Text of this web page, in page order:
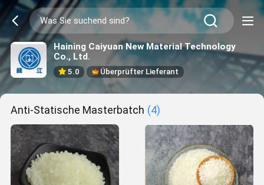
Haining Caiyuan New Material Technology
Co., Ltd.
5.0 Überprüfter Lieferant
Anti-Statische Masterbatch (4)